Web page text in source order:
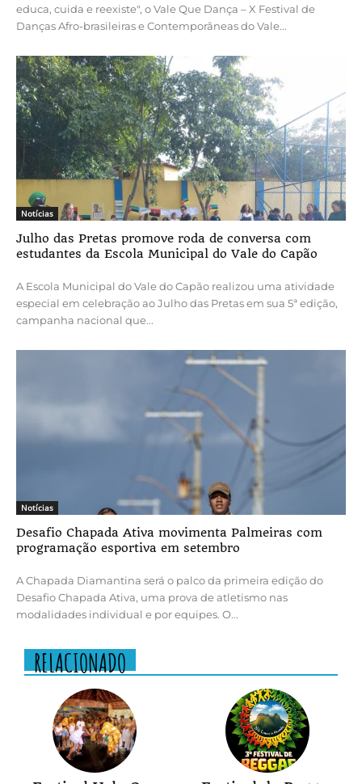
educa, cuida e reexiste", o Vale Que Dança – X Festival de
Danças Afro-brasileiras e Contemporâneas do Vale...
Notícias
Julho das Pretas promove roda de conversa com
estudantes da Escola Municipal do Vale do Capão
A Escola Municipal do Vale do Capão realizou uma atividade
especial em celebração ao Julho das Pretas em sua 5ª edição,
campanha nacional que...
Notícias
Desafio Chapada Ativa movimenta Palmeiras com
programação esportiva em setembro
A Chapada Diamantina será o palco da primeira edição do
Desafio Chapada Ativa, uma prova de atletismo nas
modalidades individual e por equipes. O...
RELACIONADO